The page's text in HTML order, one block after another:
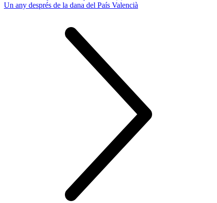
Un any després de la dana del País Valencià